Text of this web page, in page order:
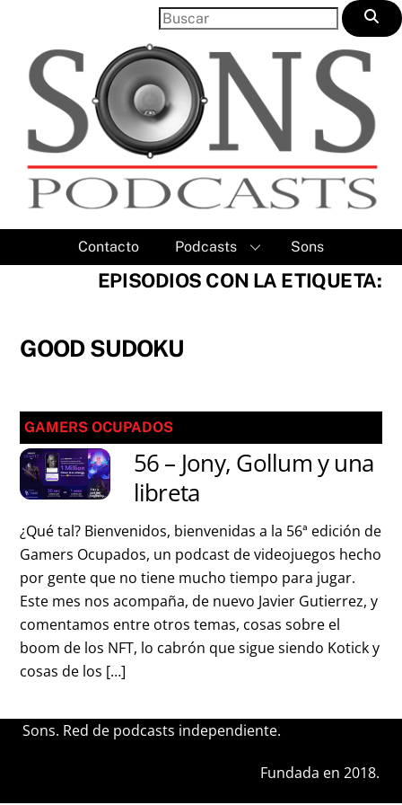
content
Contacto Podcasts Sons
EPISODIOS CON LA ETIQUETA:
GOOD SUDOKU
GAMERS OCUPADOS
56 – Jony, Gollum y una
libreta
¿Qué tal? Bienvenidos, bienvenidas a la 56ª edición de
Gamers Ocupados, un podcast de videojuegos hecho
por gente que no tiene mucho tiempo para jugar.
Este mes nos acompaña, de nuevo Javier Gutierrez, y
comentamos entre otros temas, cosas sobre el
boom de los NFT, lo cabrón que sigue siendo Kotick y
cosas de los […]
Sons. Red de podcasts independiente.
Fundada en 2018.